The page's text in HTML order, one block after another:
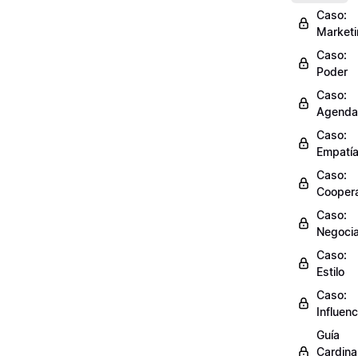
Caso:
Caso:
Poder
Caso:
Agenda
Caso:
Empatía
Caso:
Caso:
Caso:
Estilo
Caso:
Guía